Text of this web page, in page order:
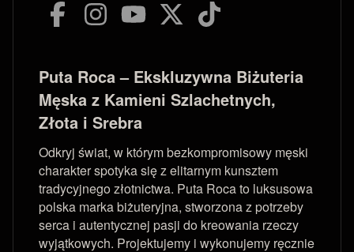
Puta Roca – Ekskluzywna Biżuteria
Męska z Kamieni Szlachetnych,
Złota i Srebra
Odkryj świat, w którym bezkompromisowy męski
charakter spotyka się z elitarnym kunsztem
tradycyjnego złotnictwa. Puta Roca to luksusowa
polska marka biżuteryjna, stworzona z potrzeby
serca i autentycznej pasji do kreowania rzeczy
wyjątkowych. Projektujemy i wykonujemy ręcznie